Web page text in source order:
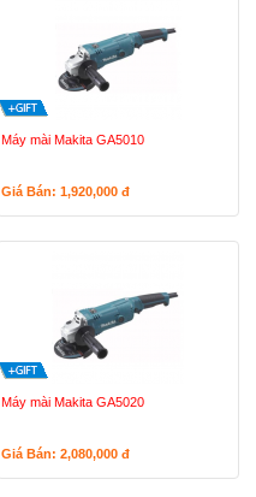
Máy mài Makita GA5010
Giá Bán: 1,920,000 đ
Máy mài Makita GA5020
Giá Bán: 2,080,000 đ